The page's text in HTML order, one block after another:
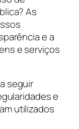
As
e a
e serviços
seguir
e
utilizados